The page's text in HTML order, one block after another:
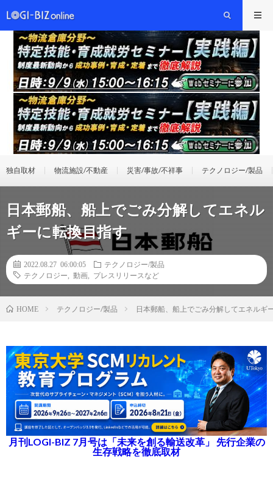
独自取材 物流施設/不動産 災害/事故/不祥事 テクノロジー/製品
日本郵船、船上でごみ分解してエネル
ギーに転換目指す
2022.08.27 06:00:05
テクノロジー/製品
テクノロジー
動画 プレスリリースなど
HOME テクノロジー/製品 日本郵船、船上でごみ分解してエネルギ
月刊LOGI-BIZ 7月号は「未来を創る輸送改革」 先行企業の
生存戦略を徹底取材